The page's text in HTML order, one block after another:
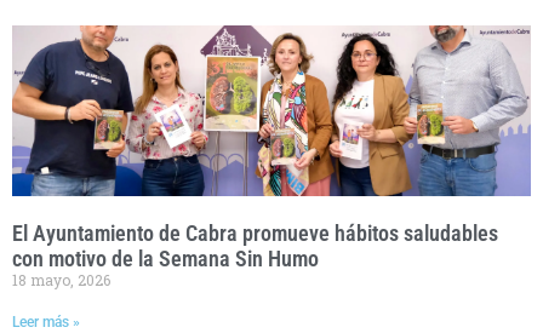
El Ayuntamiento de Cabra promueve hábitos saludables
con motivo de la Semana Sin Humo
18 mayo, 2026
Leer más »